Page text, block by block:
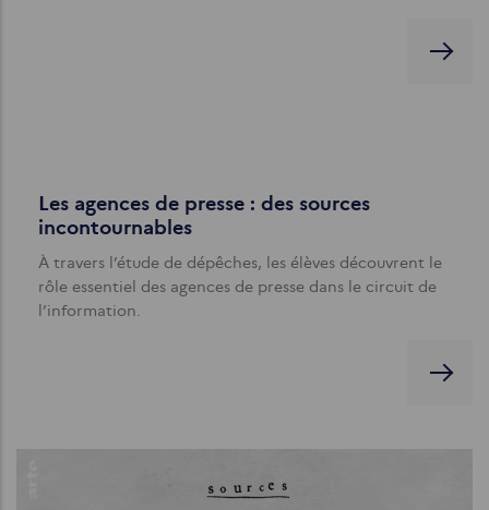
Les agences de presse : des sources
incontournables
À travers l’étude de dépêches, les élèves découvrent le
rôle essentiel des agences de presse dans le circuit de
l’information.